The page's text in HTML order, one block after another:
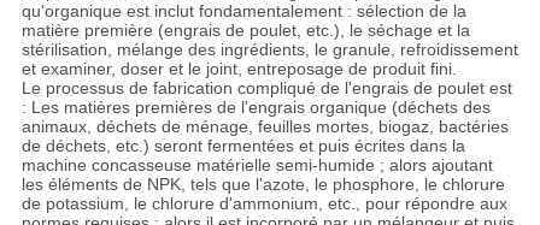
qu'organique est inclut fondamentalement : sélection de la
matière première (engrais de poulet, etc.), le séchage et la
stérilisation, mélange des ingrédients, le granule, refroidissement
et examiner, doser et le joint, entreposage de produit fini.
Le processus de fabrication compliqué de l'engrais de poulet est
: Les matières premières de l'engrais organique (déchets des
animaux, déchets de ménage, feuilles mortes, biogaz, bactéries
de déchets, etc.) seront fermentées et puis écrites dans la
machine concasseuse matérielle semi-humide ; alors ajoutant
les éléments de NPK, tels que l'azote, le phosphore, le chlorure
de potassium, le chlorure d'ammonium, etc., pour répondre aux